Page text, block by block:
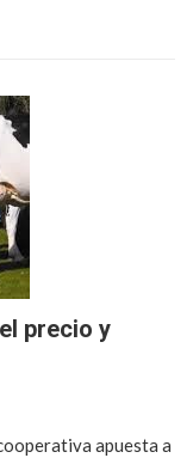
precio y
apuesta a